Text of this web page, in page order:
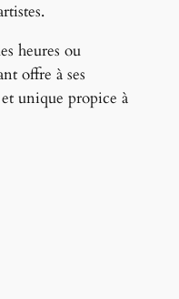
heures ou
offre à ses
unique propice à